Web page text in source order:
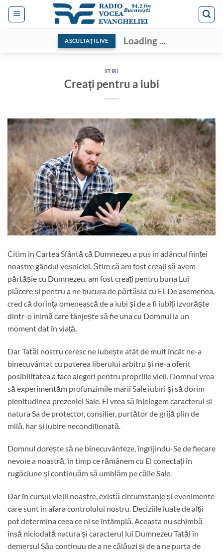
Skip
ASCULTAȚI LIVE Loading ...
STIRI
Creați pentru a iubi
Citim în Cartea Sfântă că Dumnezeu a pus în adâncul ființei
noastre gândul veșniciei. Știm că am fost creați să avem
părtășie cu Dumnezeu, am fost creați pentru buna Lui
plăcere și pentru a ne bucura de părtășia cu El. De asemenea,
cred că dorința omenească de a iubi și de a fi iubiți izvorăște
dintr-o inimă care tânjește să fie una cu Domnul la un
moment dat în viață.
Dar Tatăl nostru ceresc ne iubește atât de mult încât ne-a
binecuvântat cu puterea liberului arbitru și ne-a oferit
posibilitatea a face alegeri pentru propriile vieți. Domnul vrea
să experimentăm profunzimile marii Sale iubiri și să dorim
plenitudinea prezenței Sale. El vrea să înțelegem caracterul și
natura Sa de protector, consilier, purtător de grijă plin de
milă, har și iubire necondiționată.
Domnul dorește să ne binecuvânteze, îngrijindu-Se de fiecare
nevoie a noastră, în timp ce rămânem cu El conectați în
rugăciune și continuăm să umblăm pe căile Sale.
Dar în cursul vieții noastre, există circumstanțe și evenimente
care sunt în afara controlului nostru. Deciziile luate de alții
pot determina ceea ce ni se întâmplă. Aceasta nu schimbă
însă niciodată natura și caracterul lui Dumnezeu Tatăl în
demersul Său continuu de a ne călăuzi și de a ne purta de